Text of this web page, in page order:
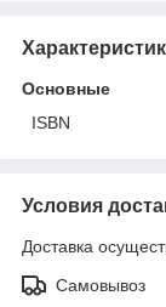
Основные
ISBN
Условия
Доставка
Самовывоз